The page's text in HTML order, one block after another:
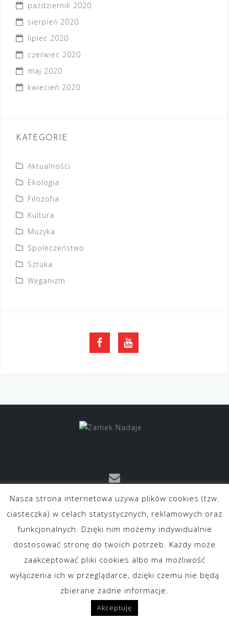
październik 2020
sierpień 2020
lipiec 2020
czerwiec 2020
maj 2020
kwiecień 2020
KATEGORIE
Aktualności
Ekologia
Filozofia
Kultura
Muzyka
Społeczeństwo
Sztuka
Weganizm
YouTube
kontakt@zameknadaje.pl
O nas Kontakt
Polityka prywatności
Regulamin Sklepu Internetowego
Powered by WordPress|Theme:
Nasza strona internetowa używa plików cookies (tzw.
ciasteczka) w celach statystycznych, reklamowych oraz
funkcjonalnych. Dzięki nim możemy indywidualnie
dostosować stronę do twoich potrzeb. Każdy może
zaakceptować pliki cookies albo ma możliwość
wyłączenia ich w przeglądarce, dzięki czemu nie będą
zbierane żadne informacje.
Akceptuję